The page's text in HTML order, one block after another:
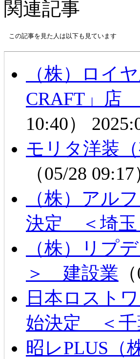
関連記事
この記事を見た人は以下も見ています
（株）ロイ
CRAFT」店
10:40）
モリタ洋装
（05/28 09:17
（株）アル
決定 ＜埼玉
（株）リプ
＞ 建設業
日本ロスト
始決定 ＜千
昭レPLUS（